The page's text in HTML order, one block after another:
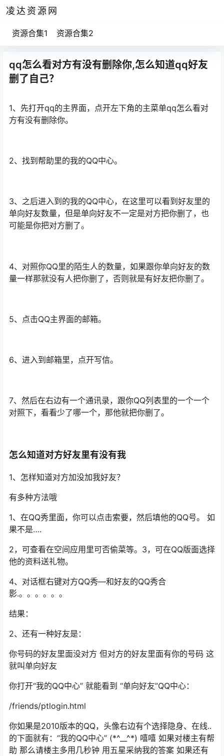
凌达资源网
资源合集1 资源合集2
qq怎么看对方有没有删除你,怎么知道qq好友
删了自己？
1、先打开qq的主界面，点开左下角的主菜单qq怎么看对
方有没有删除你。
2、找到帮助里的我的QQ中心。
3、之后进入到的我的QQ中心，在这里可以看到 好友里的
单向好友数量，但是单向好友不一定是对方把你删了，也
可能是你把对方删了。
4、对照你QQ里的陌生人的数量，如果跟你单向好友的数
量一样那就没有人把你删了，否则就是有好友把你删了。
5、点击QQ主界面的邮箱。
6、进入到邮箱里，点开写信。
7、然后在右边有一个通讯录，跟你QQ列表里的一个一个
对照下，看看少了哪一个，那他就把你删了。
怎么知道对方好友里有没有我
1、怎样知道对方加没加我好友？
有多种方法哦
1、在QQ秀里面，你可以点击索要，然后填他的QQ号。 如
果不是….
2，可查看在空间应用里可否偷菜等。3，可在QQ版面选择
他的资料送礼物。
4、对话框右键对方QQ秀—和好友的QQ秀合
影.。。。。。。
结果：
2、还有一种好友是：
你号码的好友里面没对方 但对方的好友里面有你的号码 这
就叫单向好友
你打开“我的QQ中心” 就能看到 “单向好友”QQ中心：
/friends/ptlogin.html
你如果是2010版本的QQ，头像右边有个选择隐身、在线..
的下面就有：“我的QQ中心” (*^__^*) 嘻嘻 如果对楼主有帮
助 那么请楼主多用几秒钟 用五星采纳我的答案 如果还有